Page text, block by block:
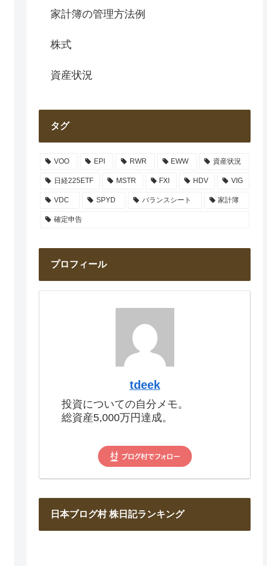
家計簿の管理方法例
株式
資産状況
タグ
VOO EPI RWR EWW 資産状況
日経225ETF MSTR FXI HDV VIG
VDC SPYD バランスシート 家計簿
確定申告
プロフィール
tdeek
投資についての自分メモ。
総資産5,000万円達成。
日本ブログ村 株日記ランキング